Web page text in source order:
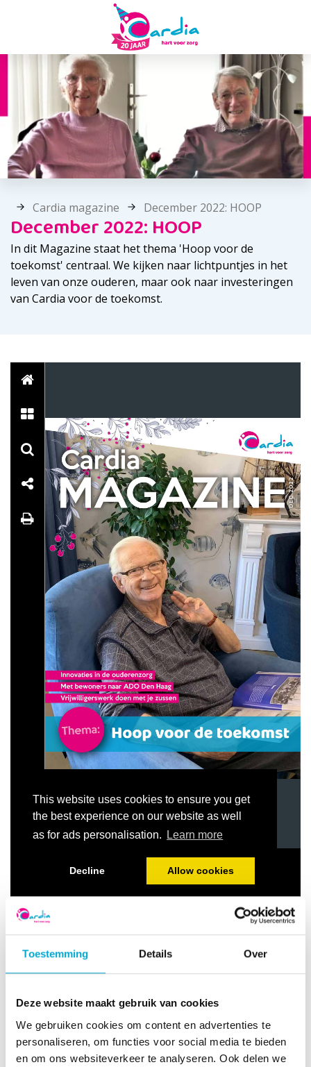
Toestemming Details Over
Deze website maakt gebruik van cookies
We gebruiken cookies om content en advertenties te
personaliseren, om functies voor social media te bieden
en om ons websiteverkeer te analyseren. Ook delen we
Cardia magazine December 2022: HOOP
December 2022: HOOP
In dit Magazine staat het thema 'Hoop voor de
toekomst' centraal. We kijken naar lichtpuntjes in het
leven van onze ouderen, maar ook naar investeringen
van Cardia voor de toekomst.
Cardia magazine
December 2025: TALENTEN DELEN
Mei 2026: VRIJHEID
Augustus 2025: EEN ZOMER VOL PLEZIER!